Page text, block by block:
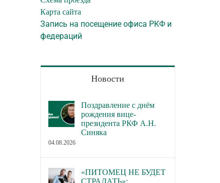
Карта сайта
Запись на посещение офиса РКФ и
федераций
Новости
Поздравление с днём
рождения вице-
президента РКФ А.Н.
Синяка
04.08.2026
«ПИТОМЕЦ НЕ БУДЕТ